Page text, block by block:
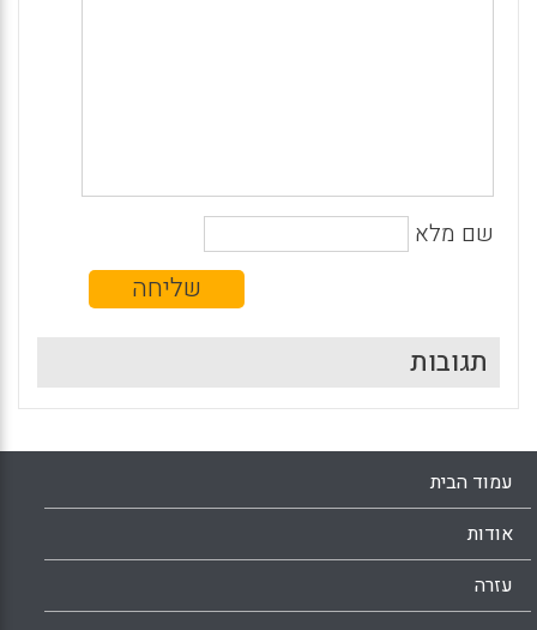
שם מלא
תגובות
עמוד הבית
אודות
עזרה